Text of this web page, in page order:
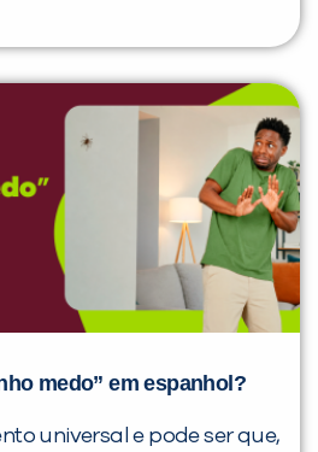
medo” em espanhol?
universal e pode ser que,